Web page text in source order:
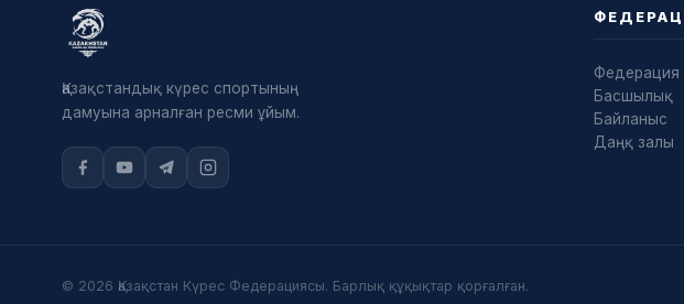
Қазақстандық күрес спортының
дамуына арналған ресми ұйым.
Федерация
Басшылық
Байланыс
Даңқ залы
© 2026 Қазақстан Күрес Федерациясы. Барлық құқықтар қорғалған.